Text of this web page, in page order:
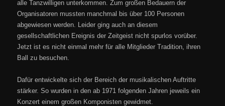
alle Tanzwilligen unterkommen. Zum großen Bedauern der
Organisatoren mussten manchmal bis über 100 Personen
abgewiesen werden. Leider ging auch an diesem
gesellschaftlichen Ereignis der Zeitgeist nicht spurlos vorüber.
Jetzt ist es nicht einmal mehr für alle Mitglieder Tradition, ihren
Ball zu besuchen.
Dafür entwickelte sich der Bereich der musikalischen Auftritte
stärker. So wurden in den ab 1971 folgenden Jahren jeweils ein
Konzert einem großen Komponisten gewidmet.